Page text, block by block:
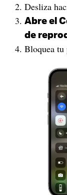
Desliza
Abre el
de
Bloquea tu